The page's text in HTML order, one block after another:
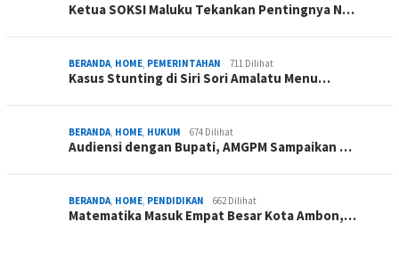
Ketua SOKSI Maluku Tekankan Pentingnya N…
BERANDA, HOME, PEMERINTAHAN 711 Dilihat
Kasus Stunting di Siri Sori Amalatu Menu…
BERANDA, HOME, HUKUM 674 Dilihat
Audiensi dengan Bupati, AMGPM Sampaikan …
BERANDA, HOME, PENDIDIKAN 662 Dilihat
Matematika Masuk Empat Besar Kota Ambon,…